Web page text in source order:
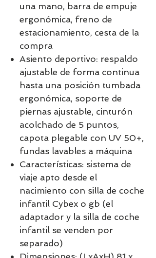
una mano, barra de empuje
ergonómica, freno de
estacionamiento, cesta de la
compra
Asiento deportivo: respaldo
ajustable de forma continua
hasta una posición tumbada
ergonómica, soporte de
piernas ajustable, cinturón
acolchado de 5 puntos,
capota plegable con UV 50+,
fundas lavables a máquina
Características: sistema de
viaje apto desde el
nacimiento con silla de coche
infantil Cybex o gb (el
adaptador y la silla de coche
infantil se venden por
separado)